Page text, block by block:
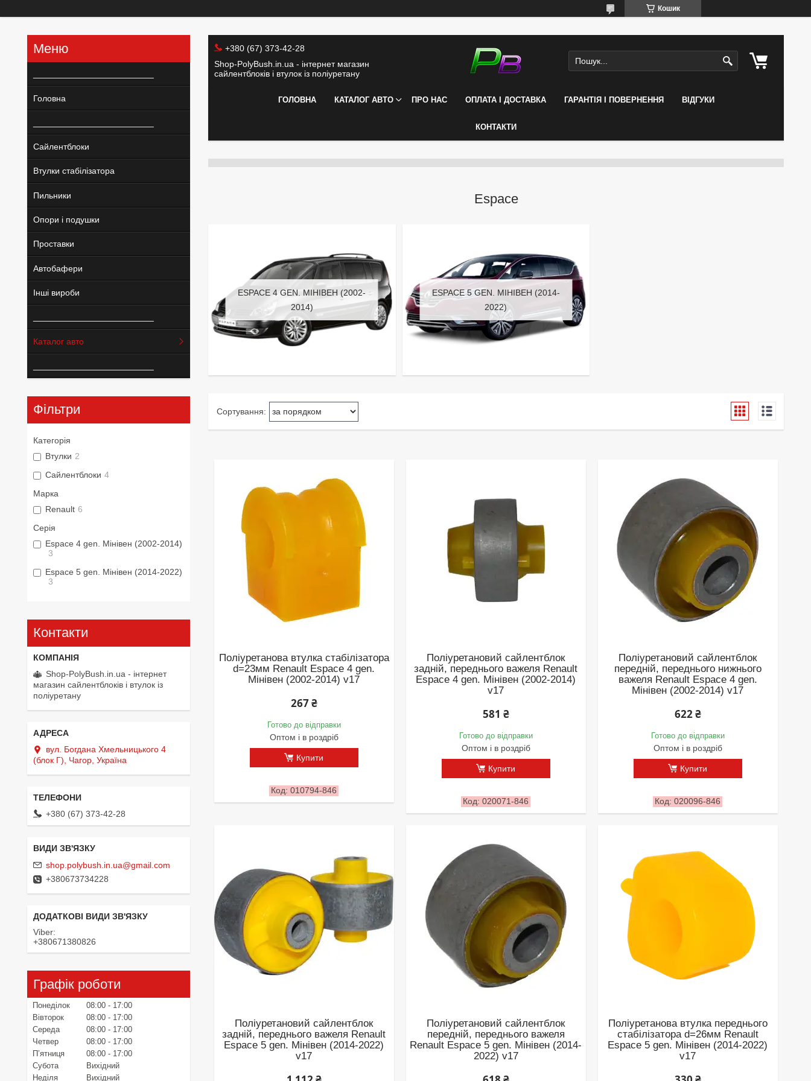
Кошик
+380 (67) 373-42-28
Shop-PolyBush.in.ua - інтернет магазин
сайлентблоків і втулок із поліуретану
ГОЛОВНА КАТАЛОГ АВТО ПРО НАС ОПЛАТА І ДОСТАВКА ГАРАНТІЯ І ПОВЕРНЕННЯ ВІДГУКИ
КОНТАКТИ
Espace
ESPACE 4 GEN. МІНІВЕН (2002-
2014)
ESPACE 5 GEN. МІНІВЕН (2014-
2022)
Поліуретанова втулка стабілізатора
d=23мм Renault Espace 4 gen.
Мінівен (2002-2014) v17
267 ₴
Готово до відправки
Оптом і в роздріб
Купити
010794-846
Поліуретановий сайлентблок
задній, переднього важеля Renault
Espace 4 gen. Мінівен (2002-2014)
v17
581 ₴
Готово до відправки
Оптом і в роздріб
Купити
020071-846
Поліуретановий сайлентблок
передній, переднього нижнього
важеля Renault Espace 4 gen.
Мінівен (2002-2014) v17
622 ₴
Готово до відправки
Оптом і в роздріб
Купити
020096-846
Поліуретановий сайлентблок
задній, переднього важеля Renault
Espace 5 gen. Мінівен (2014-2022)
v17
Поліуретановий сайлентблок
передній, переднього важеля
Renault Espace 5 gen. Мінівен (2014-
2022) v17
Поліуретанова втулка переднього
стабілізатора d=26мм Renault
Espace 5 gen. Мінівен (2014-2022)
v17
Головна
Сайлентблоки
Втулки стабілізатора
Пильники
Опори і подушки
Проставки
Автобафери
Інші вироби
Каталог авто
Фільтри
Категорія
Втулки 2
Сайлентблоки 4
Марка
Renault 6
Серія
Espace 4 gen. Мінівен (2002-2014)
3
Espace 5 gen. Мінівен (2014-2022)
3
Контакти
Shop-PolyBush.in.ua - інтернет
магазин сайлентблоків і втулок із
поліуретану
вул. Богдана Хмельницького 4
(блок Г), Чагор, Україна
+380 (67) 373-42-28
shop.polybush.in.ua@gmail.com
+380673734228
Viber
+380671380826
Графік роботи
Понеділок 08:00
17:00
Вівторок
08:00
17:00
Середа
08:00
17:00
Четвер
08:00
17:00
Пʼятниця
08:00
17:00
Субота
Вихідний
Неділя
Вихідний